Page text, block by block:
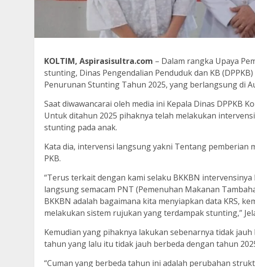
KOLTIM, Aspirasisultra.com – Dalam rangka Upaya
stunting, Dinas Pengendalian Penduduk dan KB
Penurunan Stunting Tahun 2025, yang berlangsung di
Saat diwawancarai oleh media ini Kepala Dinas DPPKB
Untuk ditahun 2025 pihaknya telah melakukan
stunting pada anak.
Kata dia, intervensi langsung yakni Tentang pemberian
PKB.
“Terus terkait dengan kami selaku BKKBN
langsung semacam PNT (Pemenuhan Makanan
BKKBN adalah bagaimana kita menyiapkan data KRS,
melakukan sistem rujukan yang terdampak stunting,”
Kemudian yang pihaknya lakukan sebenarnya tidak
tahun yang lalu itu tidak jauh berbeda dengan tahun
“Cuman yang berbeda tahun ini adalah perubahan